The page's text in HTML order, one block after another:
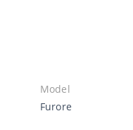
Model
Furore